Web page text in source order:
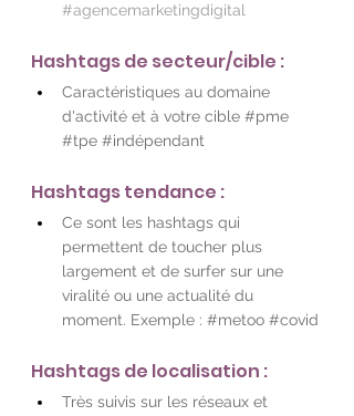
#agencemarketingdigital
Hashtags de secteur/cible :
Caractéristiques au domaine
d'activité et à votre cible #pme
#tpe #indépendant
Hashtags tendance :
Ce sont les hashtags qui
permettent de toucher plus
largement et de surfer sur une
viralité ou une actualité du
moment. Exemple : #metoo #covid
Hashtags de localisation :
Très suivis sur les réseaux et